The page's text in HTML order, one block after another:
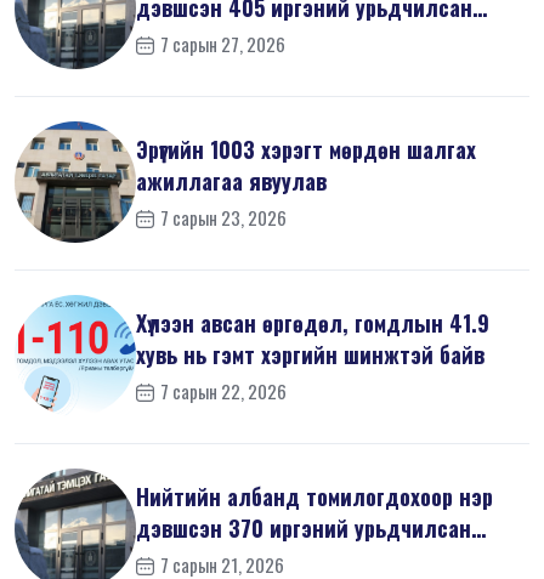
дэвшсэн 405 иргэний урьдчилсан
мэдүүл...
7 сарын 27, 2026
Эрүүгийн 1003 хэрэгт мөрдөн шалгах
ажиллагаа явуулав
7 сарын 23, 2026
Хүлээн авсан өргөдөл, гомдлын 41.9
хувь нь гэмт хэргийн шинжтэй байв
7 сарын 22, 2026
Нийтийн албанд томилогдохоор нэр
дэвшсэн 370 иргэний урьдчилсан
мэдүүл...
7 сарын 21, 2026